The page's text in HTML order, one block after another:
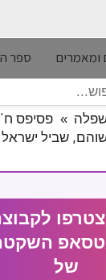
ומאמרים ספר
» פסיפס ח'
שביל ישראל
של